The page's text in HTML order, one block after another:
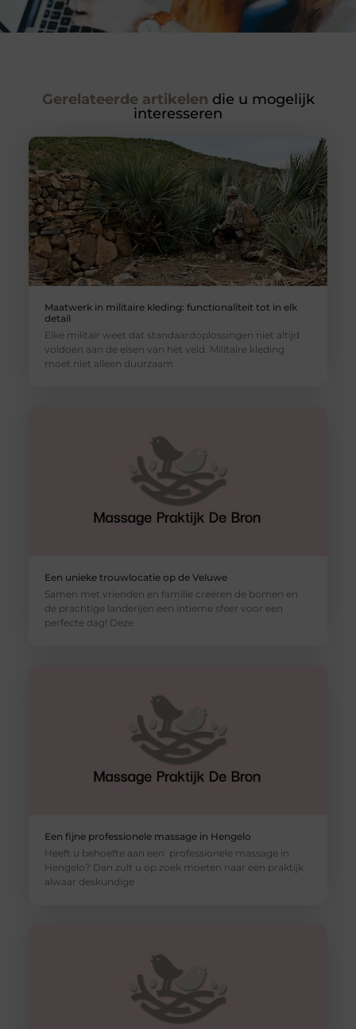
Gerelateerde artikelen die u mogelijk
interesseren
Maatwerk in militaire kleding: functionaliteit tot in elk
detail
Elke militair weet dat standaardoplossingen niet altijd
voldoen aan de eisen van het veld. Militaire kleding
moet niet alleen duurzaam
Een unieke trouwlocatie op de Veluwe
Samen met vrienden en familie creëren de bomen en
de prachtige landerijen een intieme sfeer voor een
perfecte dag! Deze
Een fijne professionele massage in Hengelo
Heeft u behoefte aan een professionele massage in
Hengelo? Dan zult u op zoek moeten naar een praktijk
alwaar deskundige